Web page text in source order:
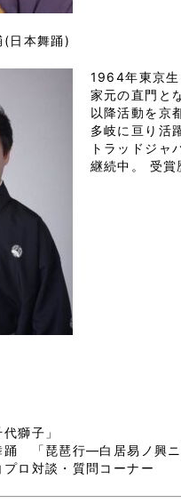
(日本舞踊)
1964年東京生
家元の直門と
以降活動を京
多岐に亘り活
トラッドジャ
継続中。 受
獅子」
踊 「琵琶行―白居易ノ興ニ
ロ対談・質問コーナー